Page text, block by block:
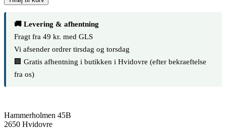
🚚 Levering & afhentning
Fragt fra 49 kr. med GLS
Vi afsender ordrer tirsdag og torsdag
🏢 Gratis afhentning i butikken i Hvidovre (efter bekraeftelse
fra os)
Hammerholmen 45B
2650 Hvidovre